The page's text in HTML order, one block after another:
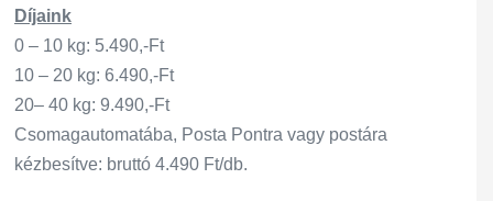
Díjaink
0 – 10 kg: 5.490,-Ft
10 – 20 kg: 6.490,-Ft
20– 40 kg: 9.490,-Ft
Csomagautomatába, Posta Pontra vagy postára
kézbesítve: bruttó 4.490 Ft/db.